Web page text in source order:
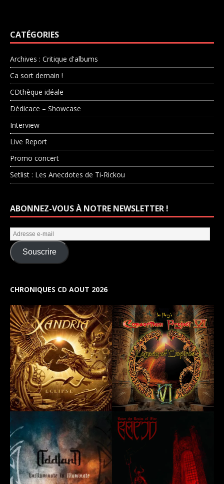
CATÉGORIES
Archives : Critique d'albums
Ca sort demain !
CDthèque idéale
Dédicace – Showcase
Interview
Live Report
Promo concert
Setlist : Les Anecdotes de Ti-Rickou
ABONNEZ-VOUS À NOTRE NEWSLETTER !
Souscrire
CHRONIQUES CD AOUT 2026